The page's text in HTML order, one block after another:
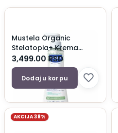
Mustela Organic
Stelatopia+ Krema
300ml
3,499.00RSD
Dodaj u korpu
AKCIJA 38%